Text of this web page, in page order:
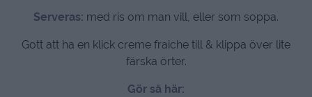
Serveras: med ris om man vill, eller som soppa.
Gott att ha en klick creme fraiche till & klippa över lite
färska örter.
Gör så här: